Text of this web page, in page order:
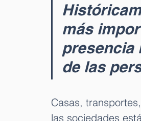
más
presencia
de las
Casas,
las sociedades